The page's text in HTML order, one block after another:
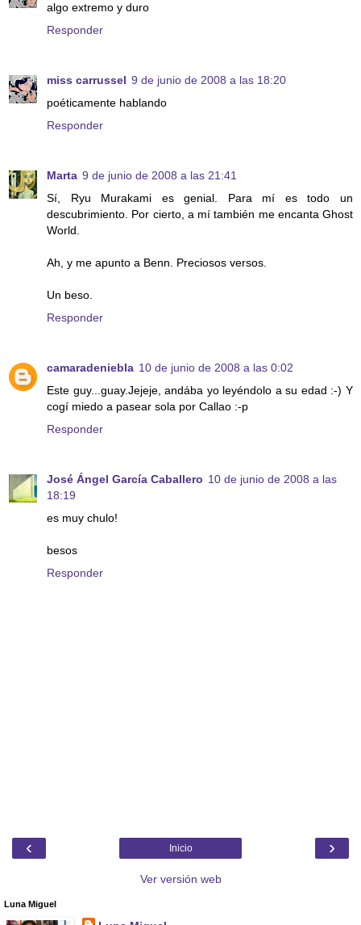
algo extremo y duro
Responder
miss carrussel 9 de junio de 2008 a las 18:20
poéticamente hablando
Responder
Marta 9 de junio de 2008 a las 21:41
Sí, Ryu Murakami es genial. Para mí es todo un
descubrimiento. Por cierto, a mí también me encanta Ghost
World.
Ah, y me apunto a Benn. Preciosos versos.
Un beso.
Responder
camaradeniebla 10 de junio de 2008 a las 0:02
Este guy...guay.Jejeje, andába yo leyéndolo a su edad :-) Y
cogí miedo a pasear sola por Callao :-p
Responder
José Ángel García Caballero 10 de junio de 2008 a las
18:19
es muy chulo!
besos
Responder
‹ ›
Inicio
Ver versión web
Luna Miguel